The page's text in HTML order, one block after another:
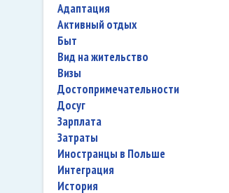
адаптация
активный отдых
быт
вид на жительство
визы
достопримечательности
досуг
зарплата
затраты
иностранцы в Польше
интеграция
история